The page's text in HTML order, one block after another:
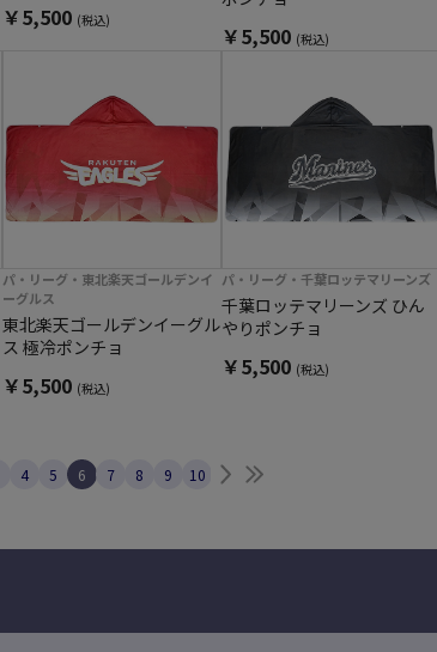
￥5,500 (税込)
￥5,500 (税込)
パ・リーグ・東北楽天ゴールデンイ
ーグルス
東北楽天ゴールデンイーグル
ス 極冷ポンチョ
￥5,500 (税込)
パ・リーグ・千葉ロッテマリーンズ
千葉ロッテマリーンズ ひん
やりポンチョ
￥5,500 (税込)
4 5 6 7 8 9 10 次へ